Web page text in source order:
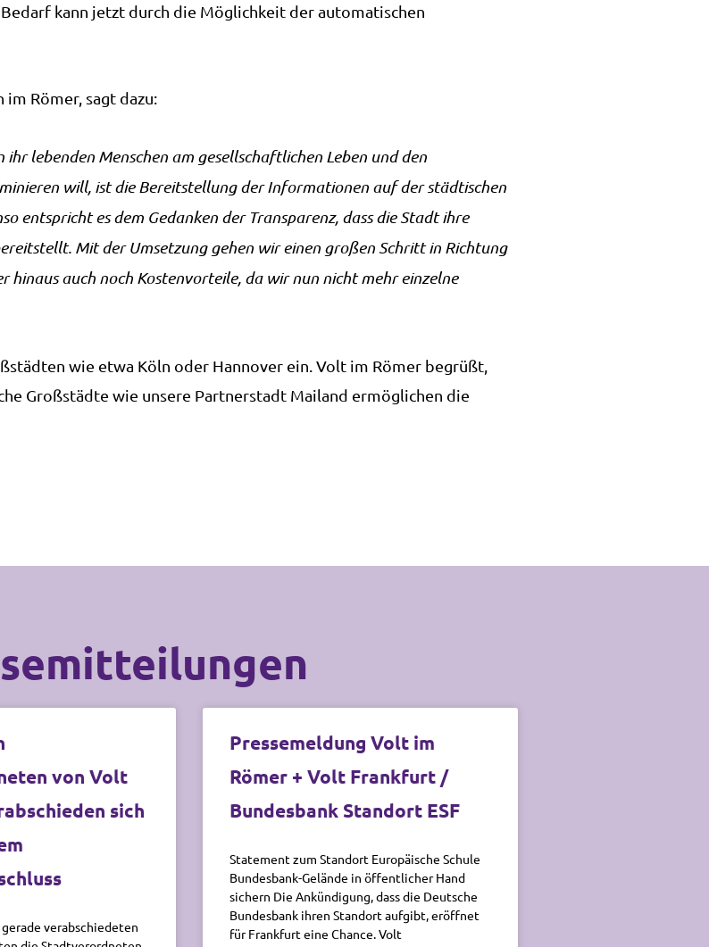
kann jetzt durch die Möglichkeit der automatischen
Römer, sagt dazu:
lebenden Menschen am gesellschaftlichen Leben und den
will, ist die Bereitstellung der Informationen auf der städtischen
entspricht es dem Gedanken der Transparenz, dass die Stadt ihre
Mit der Umsetzung gehen wir einen großen Schritt in Richtung
auch noch Kostenvorteile, da wir nun nicht mehr einzelne
wie etwa Köln oder Hannover ein. Volt im Römer begrüßt,
Großstädte wie unsere Partnerstadt Mailand ermöglichen die
von Volt
sich
verabschiedeten
Pressemeldung Volt im
Römer + Volt Frankfurt /
Bundesbank Standort ESF
Statement zum Standort Europäische Schule
Bundesbank-Gelände in öffentlicher Hand
sichern Die Ankündigung, dass die Deutsche
Bundesbank ihren Standort aufgibt, eröffnet
für Frankfurt eine Chance. Volt